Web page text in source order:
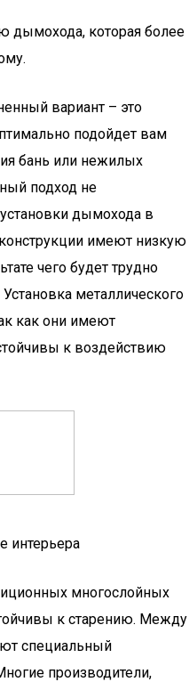
дымохода, которая более
вариант – это
подойдет вам
бань или нежилых
подход не
дымохода в
имеют низкую
чего будет трудно
металлического
как они имеют
к воздействию
интерьера
многослойных
к старению. Между
специальный
производители,